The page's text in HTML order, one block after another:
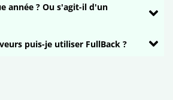
année ? Ou s'agit-il d'un
puis-je utiliser FullBack ?